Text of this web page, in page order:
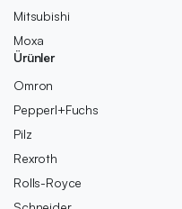
Mitsubishi
Moxa
Ürünler
Omron
Pepperl+Fuchs
Pilz
Rexroth
Rolls-Royce